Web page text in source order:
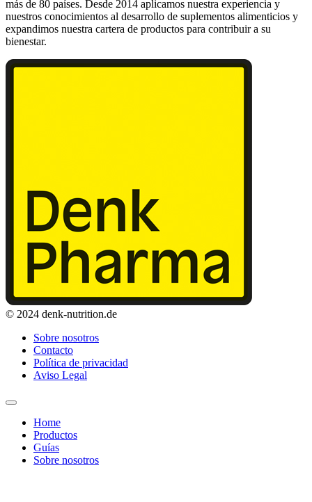
más de 80 países. Desde 2014 aplicamos nuestra experiencia y
nuestros conocimientos al desarrollo de suplementos alimenticios y
expandimos nuestra cartera de productos para contribuir a su
bienestar.
© 2024 denk-nutrition.de
Sobre nosotros
Contacto
Política de privacidad
Aviso Legal
Home
Productos
Guías
Sobre nosotros